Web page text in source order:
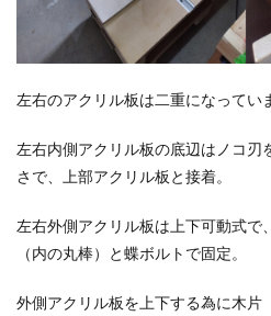
左右のアクリル板は二重になってい
左右内側アクリル板の底辺はノコ刃
さで、上部アクリル板と接着。
左右外側アクリル板は上下可動式で
（内の丸棒）と蝶ボルトで固定。
外側アクリル板を上下する為に木片